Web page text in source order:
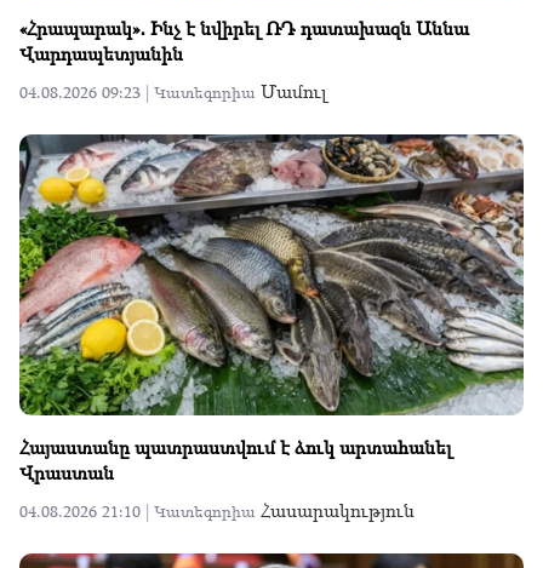
«Հրապարակ»․ Ինչ է նվիրել ՌԴ դատախազն Աննա
Վարդապետյանին
04.08.2026 09:23 | Կատեգորիա Մամուլ
Հայաստանը պատրաստվում է ձուկ արտահանել
Վրաստան
04.08.2026 21:10 | Կատեգորիա Հասարակություն